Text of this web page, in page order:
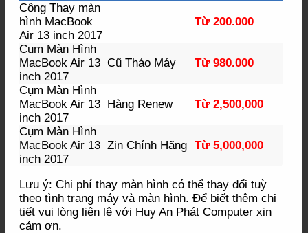
Công Thay màn
hình MacBook
Air 13 inch 2017
Từ 200.000
Cụm Màn Hình
MacBook Air 13
inch 2017
Cũ Tháo Máy Từ 980.000
Cụm Màn Hình
MacBook Air 13
inch 2017
Hàng Renew Từ 2,500,000
Cụm Màn Hình
MacBook Air 13
inch 2017
Zin Chính Hãng Từ 5,000,000
Lưu ý: Chi phí thay màn hình có thể thay đổi tuỳ
theo tình trạng máy và màn hình. Để biết thêm chi
tiết vui lòng liên lệ với Huy An Phát Computer xin
cảm ơn.